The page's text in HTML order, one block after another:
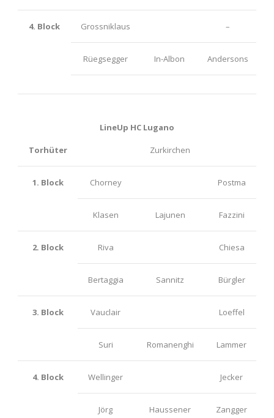
4. Block Grossniklaus –
Rüegsegger In-Albon Andersons
LineUp HC Lugano
Torhüter Zurkirchen
1. Block Chorney Postma
Klasen Lajunen Fazzini
2. Block Riva Chiesa
Bertaggia Sannitz Bürgler
3. Block Vauclair Loeffel
Suri Romanenghi Lammer
4. Block Wellinger Jecker
Jörg Haussener Zangger